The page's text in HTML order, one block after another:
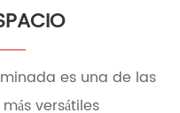
es una de las
versátiles